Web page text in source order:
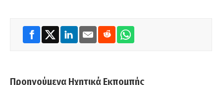
Προηγούμενα Ηχητικά Εκπομπής